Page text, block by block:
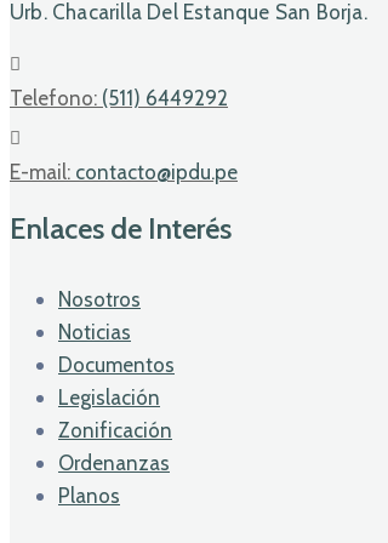
Urb. Chacarilla Del Estanque San Borja.
Telefono: (511) 6449292
E-mail: contacto@ipdu.pe
Enlaces de Interés
Nosotros
Noticias
Documentos
Legislación
Zonificación
Ordenanzas
Planos